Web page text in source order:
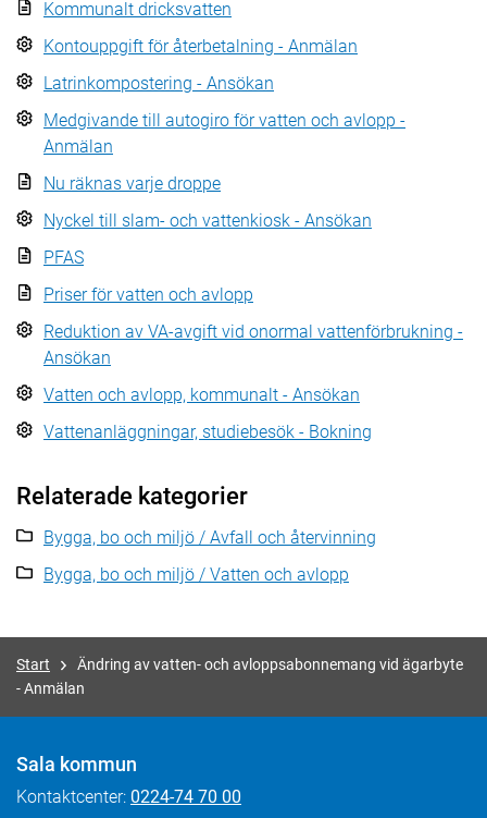
Kommunalt dricksvatten
Kontouppgift för återbetalning - Anmälan
Latrinkompostering - Ansökan
Medgivande till autogiro för vatten och avlopp -
Anmälan
Nu räknas varje droppe
Nyckel till slam- och vattenkiosk - Ansökan
PFAS
Priser för vatten och avlopp
Reduktion av VA-avgift vid onormal vattenförbrukning -
Ansökan
Vatten och avlopp, kommunalt - Ansökan
Vattenanläggningar, studiebesök - Bokning
Relaterade kategorier
Bygga, bo och miljö / Avfall och återvinning
Bygga, bo och miljö / Vatten och avlopp
Start
Ändring av vatten- och avloppsabonnemang vid ägarbyte
- Anmälan
Sala kommun
Kontaktcenter: 0224-74 70 00